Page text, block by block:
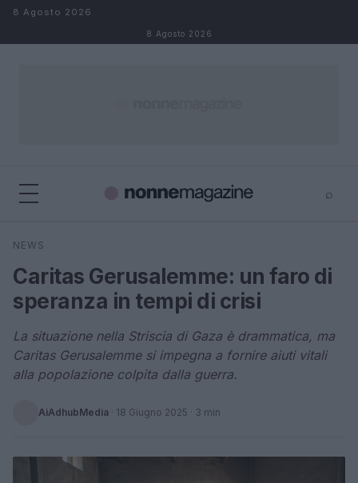
Salta al contenuto
8 Agosto 2026
8 Agosto 2026
⌕
Cerca
NEWS
Caritas Gerusalemme: un faro di
speranza in tempi di crisi
La situazione nella Striscia di Gaza è drammatica, ma
Caritas Gerusalemme si impegna a fornire aiuti vitali
alla popolazione colpita dalla guerra.
AiAdhubMedia · 18 Giugno 2025 · 3 min